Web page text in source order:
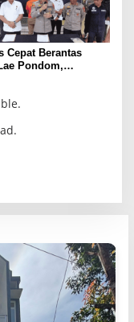
Cepat Berantas
Pondom,